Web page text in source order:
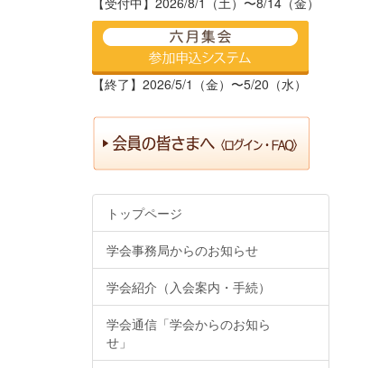
【終了】2026/5/1（金）〜5/20（水）
トップページ
学会事務局からのお知らせ
学会紹介（入会案内・手続）
学会通信「学会からのお知ら
せ」